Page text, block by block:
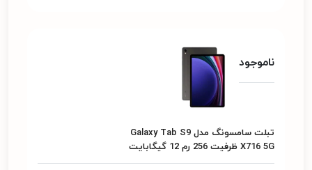
ناموجود
تبلت سامسونگ مدل Galaxy Tab S9
X716 5G ظرفیت 256 رم 12 گیگابایت